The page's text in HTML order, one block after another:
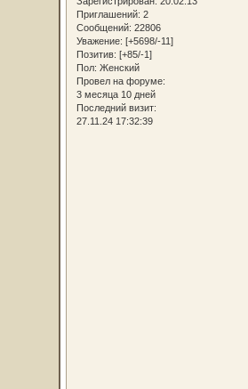
Приглашений: 2
Сообщений: 22806
Уважение: [+5698/-11]
Позитив: [+85/-1]
Пол: Женский
Провел на форуме:
3 месяца 10 дней
Последний визит:
27.11.24 17:32:39